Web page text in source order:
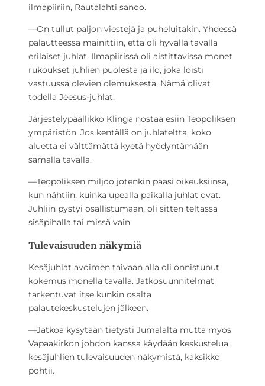
ilmapiiriin, Rautalahti sanoo.
—On tullut paljon viestejä ja puheluitakin. Yhdessä
palautteessa mainittiin, että oli hyvällä tavalla
erilaiset juhlat. Ilmapiirissä oli aistittavissa monet
rukoukset juhlien puolesta ja ilo, joka loisti
vastuussa olevien olemuksesta. Nämä olivat
todella Jeesus-juhlat.
Järjestelypäällikkö Klinga nostaa esiin Teopoliksen
ympäristön. Jos kentällä on juhlateltta, koko
aluetta ei välttämättä kyetä hyödyntämään
samalla tavalla.
—Teopoliksen miljöö jotenkin pääsi oikeuksiinsa,
kun nähtiin, kuinka upealla paikalla juhlat ovat.
Juhliin pystyi osallistumaan, oli sitten teltassa
sisäpihalla tai missä vain.
Tulevaisuuden näkymiä
Kesäjuhlat avoimen taivaan alla oli onnistunut
kokemus monella tavalla. Jatkosuunnitelmat
tarkentuvat itse kunkin osalta
palautekeskustelujen jälkeen.
—Jatkoa kysytään tietysti Jumalalta mutta myös
Vapaakirkon johdon kanssa käydään keskustelua
kesäjuhlien tulevaisuuden näkymistä, kaksikko
pohtii.